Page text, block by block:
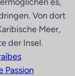
Von dort
Meer,
der Insel.
Passion